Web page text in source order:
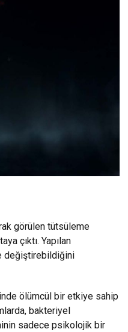
görülen tütsüleme
çıktı. Yapılan
değiştirebildiğini
ölümcül bir etkiye sahip
bakteriyel
sadece psikolojik bir